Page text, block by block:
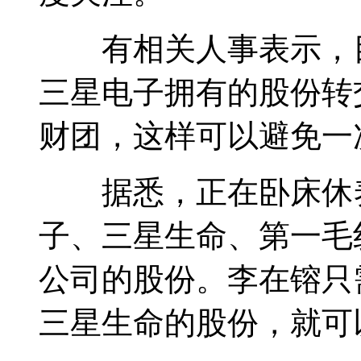
有相关人事表示，
三星电子拥有的股份
财团，这样可以避免
据悉，正在卧床休
子、三星生命、第一
公司的股份。李在镕
三星生命的股份，就